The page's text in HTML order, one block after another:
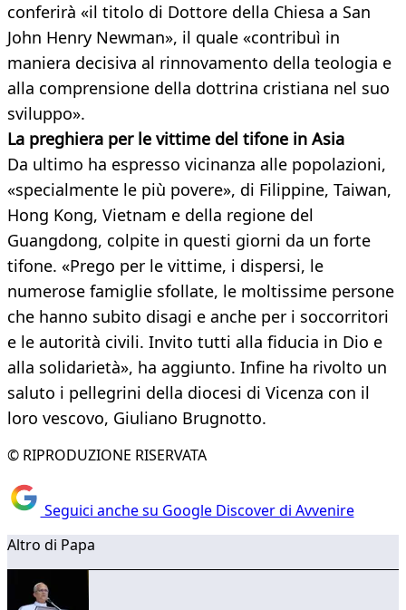
conferirà «il titolo di Dottore della Chiesa a San
John Henry Newman», il quale «contribuì in
maniera decisiva al rinnovamento della teologia e
alla comprensione della dottrina cristiana nel suo
sviluppo».
La preghiera per le vittime del tifone in Asia
Da ultimo ha espresso vicinanza alle popolazioni,
«specialmente le più povere», di Filippine, Taiwan,
Hong Kong, Vietnam e della regione del
Guangdong, colpite in questi giorni da un forte
tifone. «Prego per le vittime, i dispersi, le
numerose famiglie sfollate, le moltissime persone
che hanno subito disagi e anche per i soccorritori
e le autorità civili. Invito tutti alla fiducia in Dio e
alla solidarietà», ha aggiunto. Infine ha rivolto un
saluto i pellegrini della diocesi di Vicenza con il
loro vescovo, Giuliano Brugnotto.
© RIPRODUZIONE RISERVATA
Seguici anche su Google Discover di Avvenire
Altro di Papa